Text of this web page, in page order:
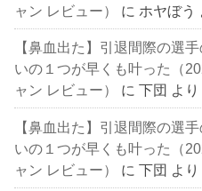
ャン レビュー）
に ホヤぼう
【鼻血出た】引退間際の選
いの１つが早くも叶った（
ャン レビュー）
に下団 より
【鼻血出た】引退間際の選
いの１つが早くも叶った（
ャン レビュー）
に下団 より